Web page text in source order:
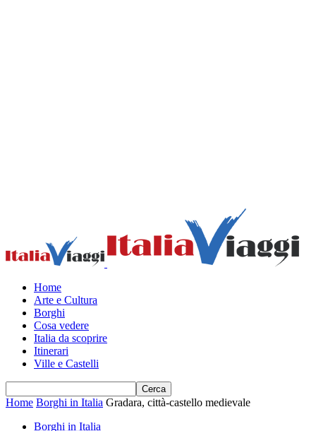
Home
Arte e Cultura
Borghi
Cosa vedere
Italia da scoprire
Itinerari
Ville e Castelli
Home Borghi in Italia Gradara, città-castello medievale
Borghi in Italia